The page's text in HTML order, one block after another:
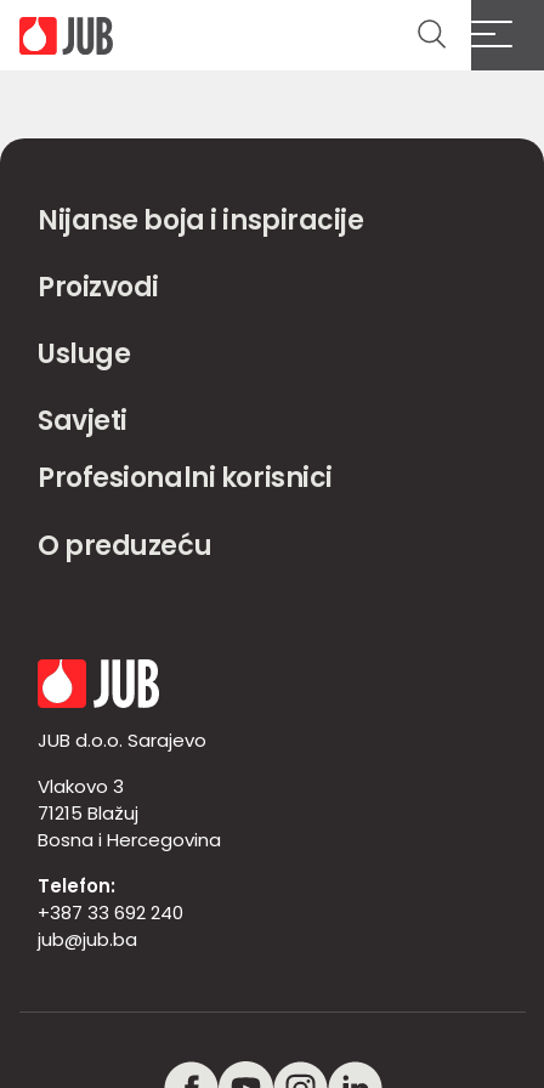
Nijanse boja i inspiracije
Proizvodi
Usluge
Savjeti
Profesionalni korisnici
O preduzeću
JUB d.o.o. Sarajevo
Vlakovo 3
71215 Blažuj
Bosna i Hercegovina
Telefon:
+387 33 692 240
jub@jub.ba